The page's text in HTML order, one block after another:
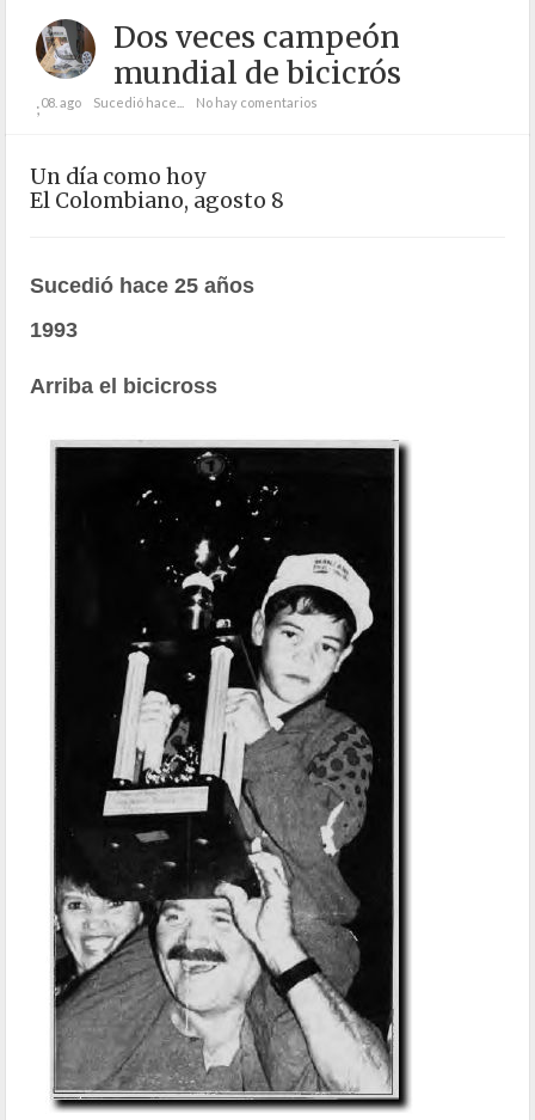
Dos veces campeón
mundial de bicicrós
;08. ago Sucedió hace... No hay comentarios
Un día como hoy
El Colombiano, agosto 8
Sucedió hace 25 años
1993
Arriba el bicicross